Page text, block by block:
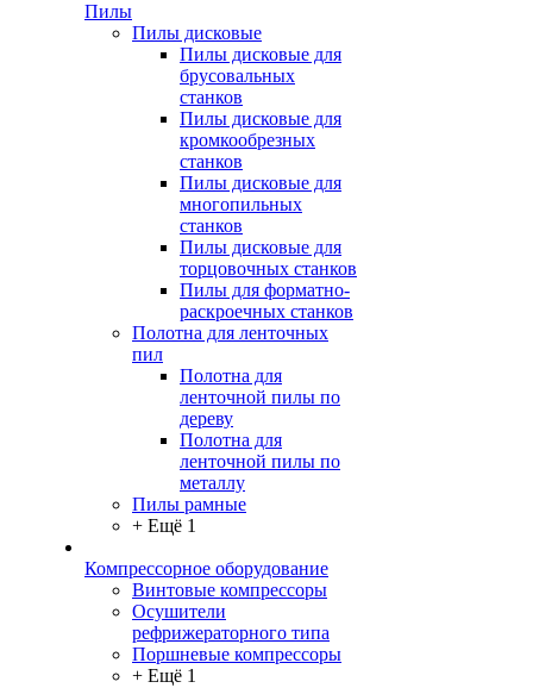
Пилы
Пилы дисковые
Пилы дисковые для
брусовальных
станков
Пилы дисковые для
кромкообрезных
станков
Пилы дисковые для
многопильных
станков
Пилы дисковые для
торцовочных станков
Пилы для форматно-
раскроечных станков
Полотна для ленточных
пил
Полотна для
ленточной пилы по
дереву
Полотна для
ленточной пилы по
металлу
Пилы рамные
+ Ещё 1
Компрессорное оборудование
Винтовые компрессоры
Осушители
рефрижераторного типа
Поршневые компрессоры
+ Ещё 1